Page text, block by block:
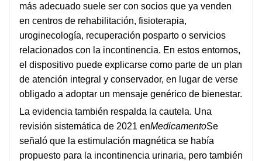
más adecuado suele ser con socios que ya venden
en centros de rehabilitación, fisioterapia,
uroginecología, recuperación posparto o servicios
relacionados con la incontinencia. En estos entornos,
el dispositivo puede explicarse como parte de un plan
de atención integral y conservador, en lugar de verse
obligado a adoptar un mensaje genérico de bienestar.
La evidencia también respalda la cautela. Una
revisión sistemática de 2021 enMedicamentoSe
señaló que la estimulación magnética se había
propuesto para la incontinencia urinaria, pero también